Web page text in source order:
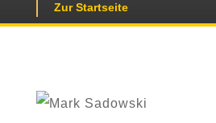
Zur Startseite